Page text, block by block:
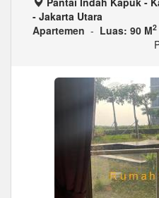
- Jakarta Utara
Apartemen - Luas: 90 M2